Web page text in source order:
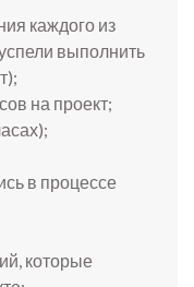
каждого из
выполнить
на проект;
в процессе
которые